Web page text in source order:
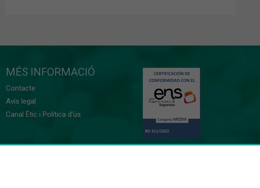
MÉS INFORMACIÓ
Contacte
Avís legal
Canal Ètic i Política d’ús